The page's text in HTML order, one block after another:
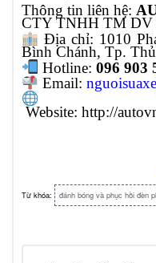
Thông tin liên hệ:
CTY TNHH TM DV
Địa chỉ: 1010
Bình Chánh, Tp.
Hotline: 096 903
Email:
Website: http://
Từ khóa: đánh bóng và phục hồi đèn